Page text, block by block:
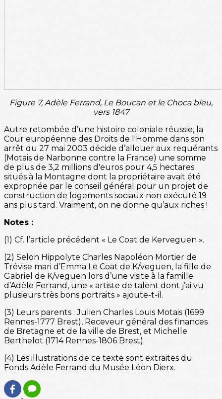
Figure 7, Adèle Ferrand, Le Boucan et le Choca bleu,
vers 1847
Autre retombée d’une histoire coloniale réussie, la
Cour européenne des Droits de l'Homme dans son
arrêt du 27 mai 2003 décide d’allouer aux requérants
(Motais de Narbonne contre la France) une somme
de plus de 3,2 millions d'euros pour 4,5 hectares
situés à la Montagne dont la propriétaire avait été
expropriée par le conseil général pour un projet de
construction de logements sociaux non exécuté 19
ans plus tard. Vraiment, on ne donne qu’aux riches !
Notes :
(1) Cf. l’article précédent « Le Coat de Kerveguen ».
(2) Selon Hippolyte Charles Napoléon Mortier de
Trévise mari d’Emma Le Coat de K/veguen, la fille de
Gabriel de K/veguen lors d’une visite à la famille
d’Adèle Ferrand, une « artiste de talent dont j’ai vu
plusieurs très bons portraits » ajoute-t-il.
(3) Leurs parents : Julien Charles Louis Motais (1699
Rennes-1777 Brest), Receveur général des finances
de Bretagne et de la ville de Brest, et Michelle
Berthelot (1714 Rennes-1806 Brest).
(4) Les illustrations de ce texte sont extraites du
Fonds Adèle Ferrand du Musée Léon Dierx.